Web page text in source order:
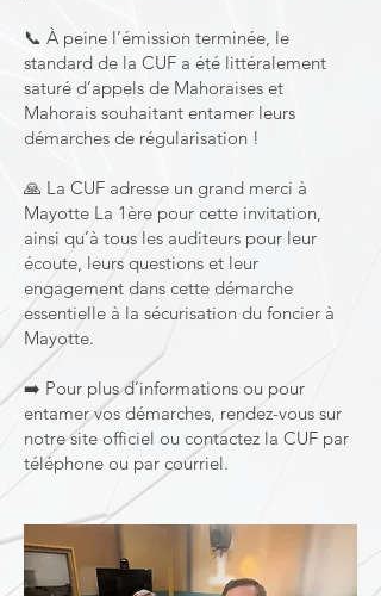
📞 À peine l’émission terminée, le
standard de la CUF a été littéralement
saturé d’appels de Mahoraises et
Mahorais souhaitant entamer leurs
démarches de régularisation !
🙏 La CUF adresse un grand merci à
Mayotte La 1ère pour cette invitation,
ainsi qu’à tous les auditeurs pour leur
écoute, leurs questions et leur
engagement dans cette démarche
essentielle à la sécurisation du foncier à
Mayotte.
➡️ Pour plus d’informations ou pour
entamer vos démarches, rendez-vous sur
notre site officiel ou contactez la CUF par
téléphone ou par courriel.